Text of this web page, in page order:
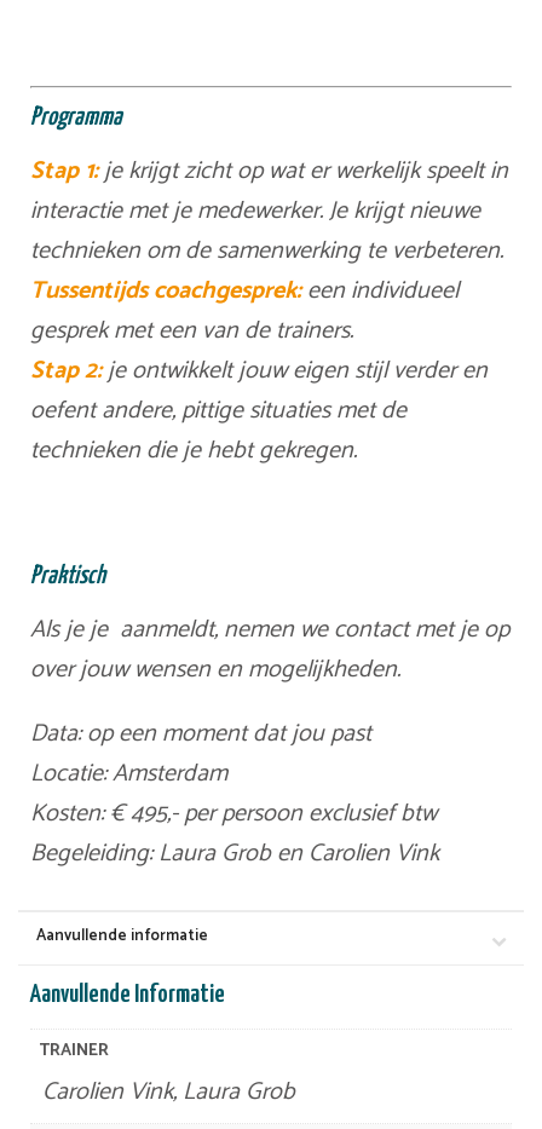
Programma
Stap 1:je krijgt zicht op wat er werkelijk speelt in
interactie met je medewerker. Je krijgt nieuwe
technieken om de samenwerking te verbeteren.
Tussentijds coachgesprek:een individueel
gesprek met een van de trainers.
Stap 2:je ontwikkelt jouw eigen stijl verder en
oefent andere, pittige situaties met de
technieken die je hebt gekregen.
Praktisch
Als je je aanmeldt, nemen we contact met je op
over jouw wensen en mogelijkheden.
Data: op een moment dat jou past
Locatie: Amsterdam
Kosten: € 495,- per persoon exclusief btw
Begeleiding: Laura Grob en Carolien Vink
Aanvullende informatie
Aanvullende Informatie
TRAINER
Carolien Vink, Laura Grob